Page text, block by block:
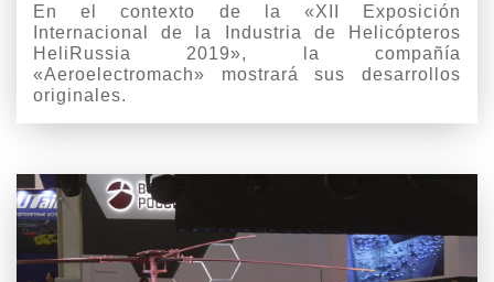
En el contexto de la «XII Exposición
Internacional de la Industria de Helicópteros
HeliRussia 2019», la compañía
«Aeroelectromach» mostrará sus desarrollos
originales.